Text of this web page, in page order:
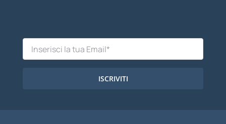
ISCRIVITI